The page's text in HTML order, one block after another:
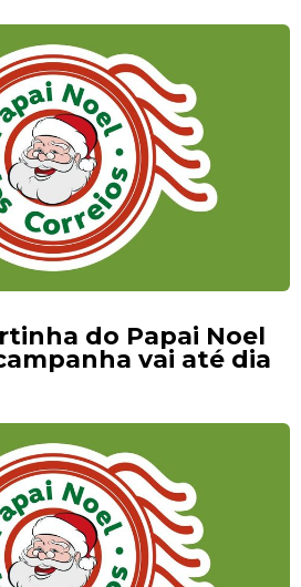
do Papai Noel
vai até dia